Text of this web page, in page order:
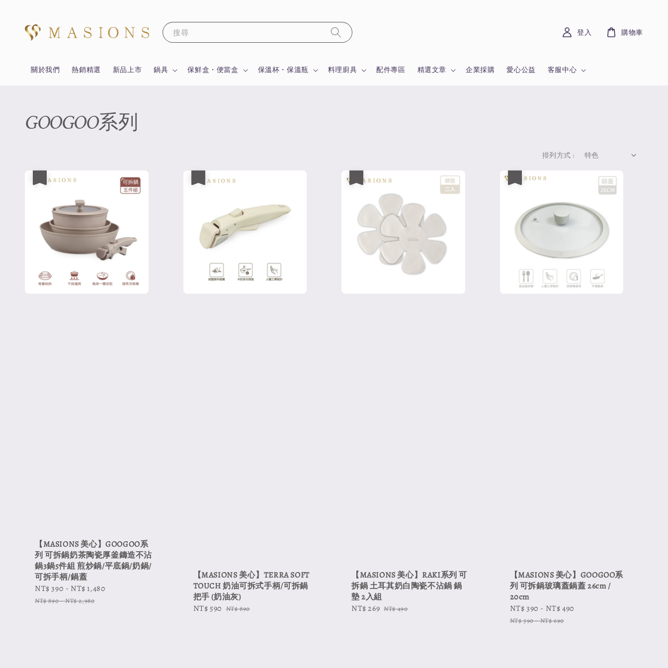
搜尋
關於我們 熱銷精選 新品上市 鍋具 保鮮盒・便當盒 保溫杯・保溫瓶 料理廚具 配件專區 精選文章 企業採購 愛心公益 客服中心
登入 購物車
GOOGOO系列
排列方式 :
【MASIONS 美心】GOOGOO系
列 可拆鍋奶茶陶瓷厚釜鑄造不沾
鍋3鍋5件組 煎炒鍋/平底鍋/奶鍋/
可拆手柄/鍋蓋
Sale
price
NT$ 390 - NT$ 1,480
NT$ 890-NT$ 2,980
【MASIONS 美心】TERRA SOFT
TOUCH 奶油可拆式手柄/可拆鍋
把手 (奶油灰)
Sale
NT$ 590 Regular
NT$ 890
【MASIONS 美心】RAKI系列 可
拆鍋 土耳其奶白陶瓷不沾鍋 鍋
墊 2入組
Sale
NT$ 269 Regular
NT$ 490
【MASIONS 美心】GOOGOO系
列 可拆鍋玻璃蓋鍋蓋 26cm /
20cm
Sale
price
NT$ 390 - NT$ 490
NT$ 590-NT$ 690